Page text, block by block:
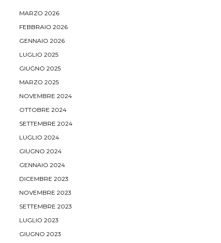
MARZO 2026
FEBBRAIO 2026
GENNAIO 2026
LUGLIO 2025
GIUGNO 2025
MARZO 2025
NOVEMBRE 2024
OTTOBRE 2024
SETTEMBRE 2024
LUGLIO 2024
GIUGNO 2024
GENNAIO 2024
DICEMBRE 2023
NOVEMBRE 2023
SETTEMBRE 2023
LUGLIO 2023
GIUGNO 2023